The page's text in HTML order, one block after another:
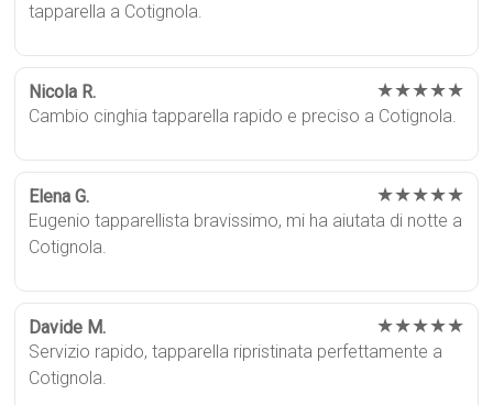
tapparella a Cotignola.
Nicola R. ★★★★★
Cambio cinghia tapparella rapido e preciso a Cotignola.
Elena G. ★★★★★
Eugenio tapparellista bravissimo, mi ha aiutata di notte a
Cotignola.
Davide M. ★★★★★
Servizio rapido, tapparella ripristinata perfettamente a
Cotignola.